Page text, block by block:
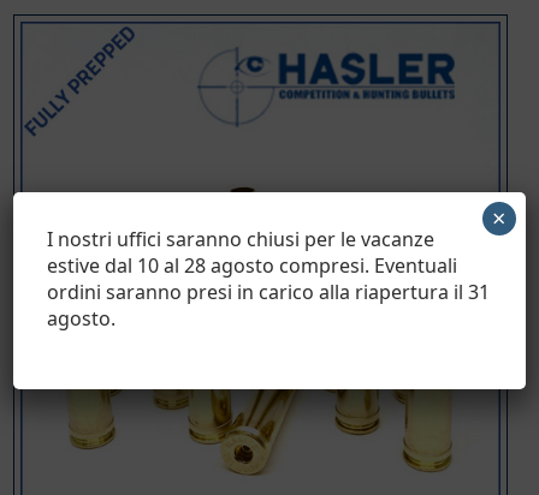
prezzo:
€ 55,28
€ 221,10
I nostri uffici saranno chiusi per le vacanze
estive dal 10 al 28 agosto compresi. Eventuali
ordini saranno presi in carico alla riapertura il 31
agosto.
×